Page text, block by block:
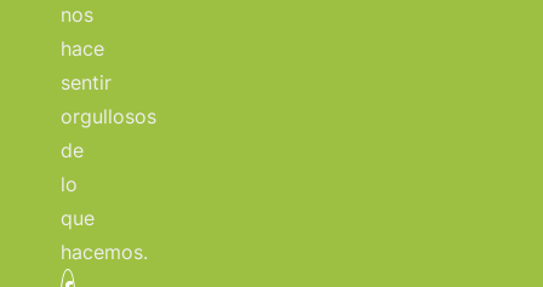
nos
hace
sentir
orgullosos
de
lo
que
hacemos.